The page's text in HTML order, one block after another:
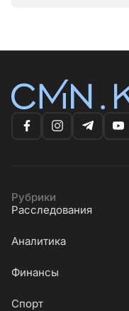
Рубрики
Расследования
Аналитика
Финансы
Cпорт